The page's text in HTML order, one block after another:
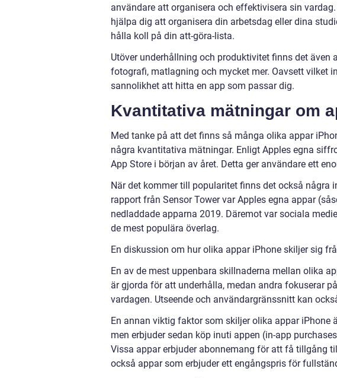
användare att organisera och effektivisera sin
hjälpa dig att organisera din arbetsdag eller dina
hålla koll på din att-göra-lista.
Utöver underhållning och produktivitet finns det även
fotografi, matlagning och mycket mer. Oavsett vilket
sannolikhet att hitta en app som passar dig.
Kvantitativa mätningar om
Med tanke på att det finns så många olika appar
några kvantitativa mätningar. Enligt Apples egna
App Store i början av året. Detta ger användare ett
När det kommer till popularitet finns det också några
rapport från Sensor Tower var Apples egna appar
nedladdade apparna 2019. Däremot var sociala
de mest populära överlag.
En diskussion om hur olika appar iPhone skiljer sig
En av de mest uppenbara skillnaderna mellan olika
är gjorda för att underhålla, medan andra fokuserar
vardagen. Utseende och användargränssnitt kan
En annan viktig faktor som skiljer olika appar iPhone
men erbjuder sedan köp inuti appen (in-app
Vissa appar erbjuder abonnemang för att få tillgång
också appar som erbjuder ett engångspris för